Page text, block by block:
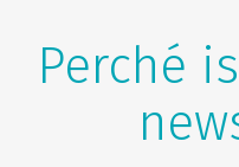
Perché